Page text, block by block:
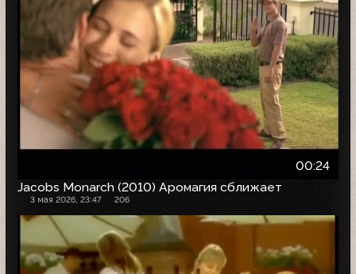
00:24
Jacobs Monarch (2010) Аромагия сближает
3 мая 2026, 23:47 206